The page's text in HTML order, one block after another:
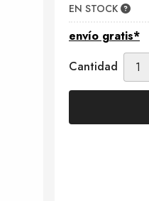
EN STOCK
envío gratis*
Cantidad